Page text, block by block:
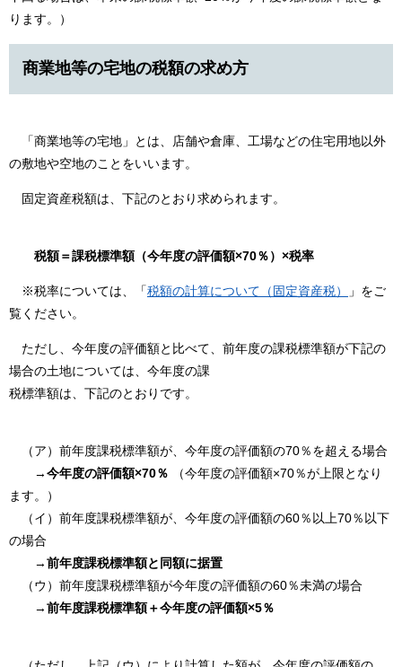
ります。）
商業地等の宅地の税額の求め方
「商業地等の宅地」とは、店舗や倉庫、工場などの住宅用地以外
の敷地や空地のことをいいます。
固定資産税額は、下記のとおり求められます。
税額＝課税標準額（今年度の評価額×70％）×税率
※税率については、「税額の計算について（固定資産税）
」をご
覧ください。
ただし、今年度の評価額と比べて、前年度の課税標準額が下記の
場合の土地については、今年度の課
税標準額は、下記のとおりです。
（ア）前年度課税標準額が、今年度の評価額の70％を超える場合
→今年度の評価額×70％
（今年度の評価額×70％が上限となり
ます。）
（イ）前年度課税標準額が、今年度の評価額の60％以上70％以下
の場合
→前年度課税標準額と同額に据置
（ウ）前年度課税標準額が今年度の評価額の60％未満の場合
→前年度課税標準額＋今年度の評価額×5％